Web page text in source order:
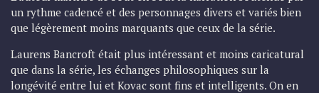
un rythme cadencé et des personnages divers et variés bien
que légèrement moins marquants que ceux de la série.
Laurens Bancroft était plus intéressant et moins caricatural
que dans la série, les échanges philosophiques sur la
longévité entre lui et Kovac sont fins et intelligents. On en